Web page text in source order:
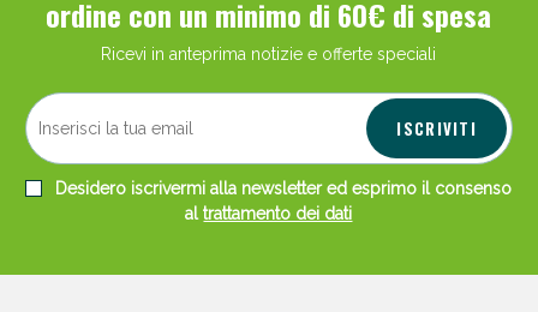
ordine con un minimo di 60€ di spesa
Ricevi in anteprima notizie e offerte speciali
ISCRIVITI
Desidero iscrivermi alla newsletter ed esprimo il consenso
altrattamento dei dati